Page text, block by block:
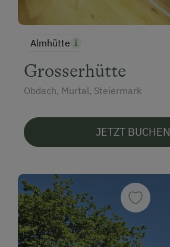
Almhütte
Grosserhütte
Obdach, Murtal, Steiermark
JETZT BUCHEN